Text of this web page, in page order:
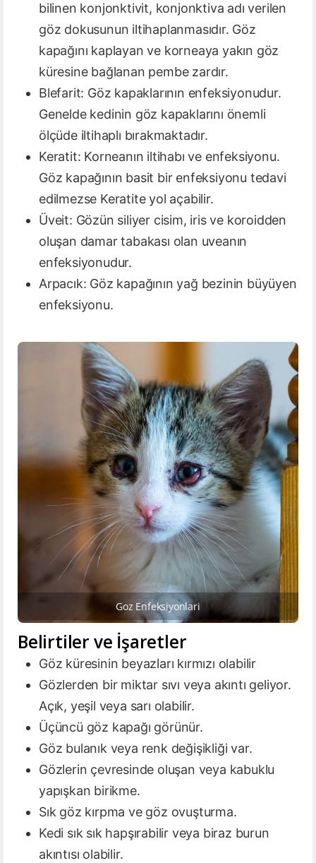
bilinen konjonktivit, konjonktiva adı verilen
göz dokusunun iltihaplanmasıdır. Göz
kapağını kaplayan ve korneaya yakın göz
küresine bağlanan pembe zardır.
Blefarit: Göz kapaklarının enfeksiyonudur.
Genelde kedinin göz kapaklarını önemli
ölçüde iltihaplı bırakmaktadır.
Keratit: Korneanın iltihabı ve enfeksiyonu.
Göz kapağının basit bir enfeksiyonu tedavi
edilmezse Keratite yol açabilir.
Üveit: Gözün siliyer cisim, iris ve koroidden
oluşan damar tabakası olan uveanın
enfeksiyonudur.
Arpacık: Göz kapağının yağ bezinin büyüyen
enfeksiyonu.
Goz Enfeksiyonlari
Belirtiler ve İşaretler
Göz küresinin beyazları kırmızı olabilir
Gözlerden bir miktar sıvı veya akıntı geliyor.
Açık, yeşil veya sarı olabilir.
Üçüncü göz kapağı görünür.
Göz bulanık veya renk değişikliği var.
Gözlerin çevresinde oluşan veya kabuklu
yapışkan birikme.
Sık göz kırpma ve göz ovuşturma.
Kedi sık sık hapşırabilir veya biraz burun
akıntısı olabilir.